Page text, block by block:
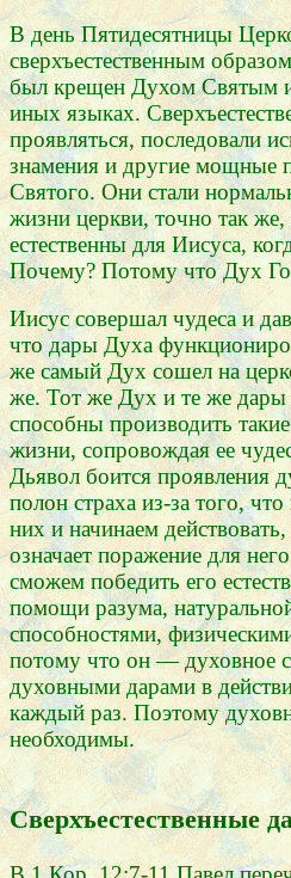
В день Пятидесятницы
сверхъестественным
был крещен Духом Святым и
иных языках.
проявляться, последовали
знамения и другие мощные
Святого. Они стали
жизни церкви, точно так
естественны для Иисуса,
Почему? Потому что Дух
Иисус совершал чудеса и
что дары Духа
же самый Дух сошел на
же. Тот же Дух и те же дары
способны производить
жизни, сопровождая ее
Дьявол боится проявления
полон страха из-за того,
них и начинаем
означает поражение для
сможем победить его
помощи разума,
способностями,
потому что он — духовное
духовными дарами в
каждый раз. Поэтому
необходимы.
Сверхъестественные